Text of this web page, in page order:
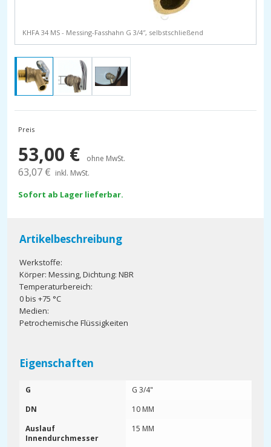
KHFA 34 MS - Messing-Fasshahn G 3/4″, selbstschließend
Preis
53,00 € ohne MwSt.
63,07 € inkl. MwSt.
Sofort ab Lager lieferbar.
Artikelbeschreibung
Werkstoffe:
Körper: Messing, Dichtung: NBR
Temperaturbereich:
0 bis +75 °C
Medien:
Petrochemische Flüssigkeiten
Eigenschaften
G
G 3/4"
DN
10 MM
Auslauf
Innendurchmesser
15 MM